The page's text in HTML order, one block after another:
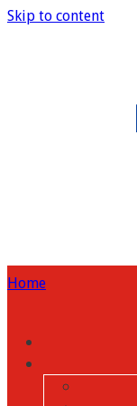
Skip to content
Home